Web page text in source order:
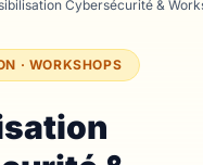
Cybersécurité &
· WORKSHOPS